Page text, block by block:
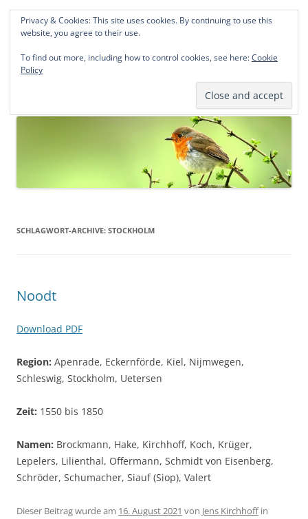
Norddeutsche Genealogien
Michael Kohlhaas und Jens Kirchhoff
springen
SCHLAGWORT-ARCHIVE: STOCKHOLM
Noodt
Download PDF
Region: Apenrade, Eckernförde, Kiel, Nijmwegen,
Schleswig, Stockholm, Uetersen
Zeit: 1550 bis 1850
Namen: Brockmann, Hake, Kirchhoff, Koch, Krüger,
Lepelers, Lilienthal, Offermann, Schmidt von Eisenberg,
Schröder, Schumacher, Siauf (Siop), Valert
Dieser Beitrag wurde am 16. August 2021 von Jens Kirchhoffin
Privacy & Cookies: This site uses cookies. By continuing to use this
website, you agree to their use.
To find out more, including how to control cookies, see here:Cookie
Policy